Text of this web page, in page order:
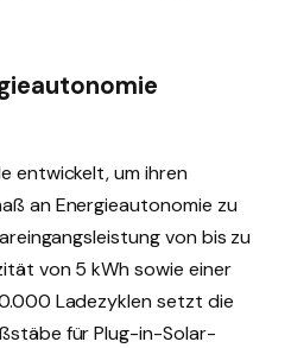
entwickelt, um ihren
an Energieautonomie zu
von bis zu
von 5 kWh sowie einer
Ladezyklen setzt die
für Plug-in-Solar-